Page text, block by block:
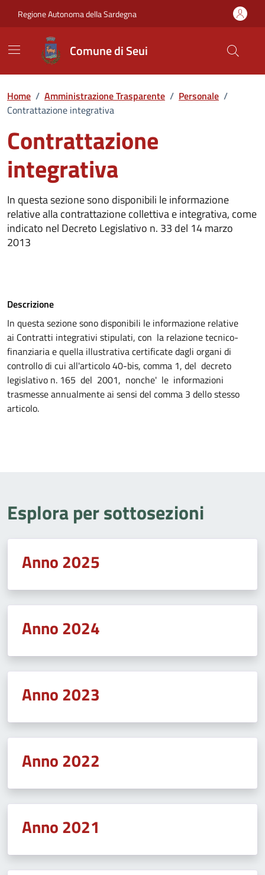
Regione Autonoma della Sardegna
Comune di Seui
Home / Amministrazione Trasparente / Personale /
Contrattazione integrativa
Contrattazione
integrativa
In questa sezione sono disponibili le informazione
relative alla contrattazione collettiva e integrativa, come
indicato nel Decreto Legislativo n. 33 del 14 marzo
2013
Descrizione
In questa sezione sono disponibili le informazione relative
ai Contratti integrativi stipulati, con la relazione tecnico-
finanziaria e quella illustrativa certificate dagli organi di
controllo di cui all'articolo 40-bis, comma 1, del decreto
legislativo n. 165 del 2001, nonche' le informazioni
trasmesse annualmente ai sensi del comma 3 dello stesso
articolo.
Esplora per sottosezioni
Anno 2025
Anno 2024
Anno 2023
Anno 2022
Anno 2021